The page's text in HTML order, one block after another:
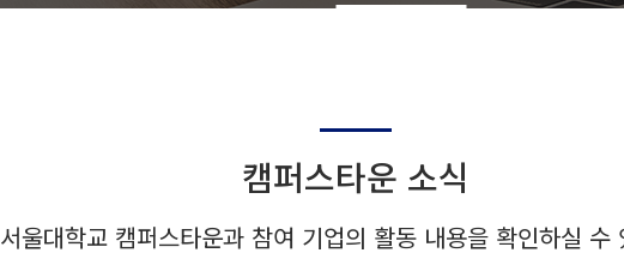
캠퍼스타운 소식
서울대학교 캠퍼스타운과 참여 기업의 활동 내용을 확인하실 수